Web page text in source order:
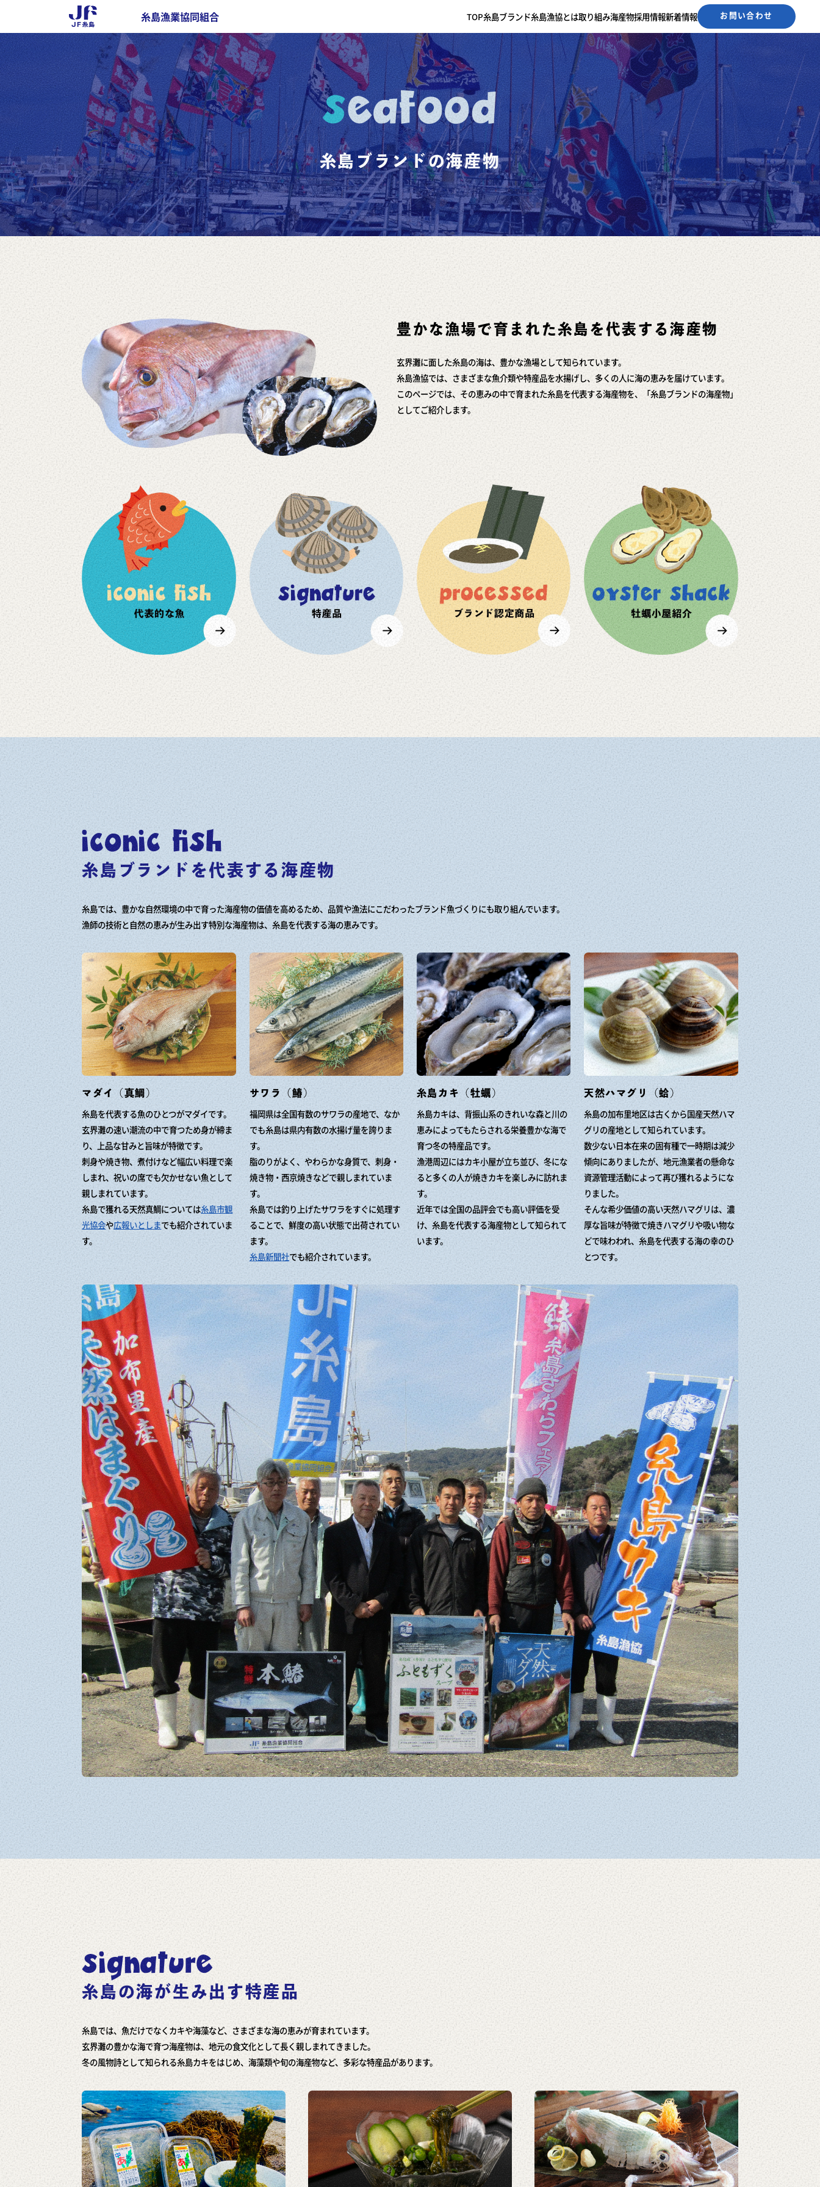
糸島漁業協同組合 TOP糸島ブランド糸島漁協とは取り組み海産物採用情報新着情報 お問い合わせ
seafood
糸島ブランドの海産物
豊かな漁場で育まれた糸島を代表する海産物
玄界灘に面した糸島の海は、豊かな漁場として知られています。
糸島漁協では、さまざまな魚介類や特産品を水揚げし、多くの人に海の恵みを届けています。
このページでは、その恵みの中で育まれた糸島を代表する海産物を、「糸島ブランドの海産物」
としてご紹介します。
iconic fish
糸島ブランドを代表する 海産物
糸島では、豊かな自然環境の中で育った海産物の価値を高めるため、品質や漁法にこだわったブランド魚づくりにも取り組んでいます。
漁師の技術と自然の恵みが生み出す特別な海産物は、糸島を代表する海の恵みです。
マダイ（真鯛）
糸島を代表する魚のひとつがマダイです。
玄界灘の速い潮流の中で育つため身が締ま
り、上品な甘みと旨味が特徴です。
刺身や焼き物、煮付けなど幅広い料理で楽
しまれ、祝いの席でも欠かせない魚として
親しまれています。
糸島で獲れる天然真鯛については糸島市観
光協会や広報いとしまでも紹介されていま
す。
サワラ（鰆）
福岡県は全国有数のサワラの産地で、なか
でも糸島は県内有数の水揚げ量を誇りま
す。
脂のりがよく、やわらかな身質で、刺身・
焼き物・西京焼きなどで親しまれていま
す。
糸島では釣り上げたサワラをすぐに処理す
ることで、鮮度の高い状態で出荷されてい
ます。
糸島新聞社でも紹介されています。
糸島カキ（牡蠣）
糸島カキは、背振山系のきれいな森と川の
恵みによってもたらされる栄養豊かな海で
育つ冬の特産品です。
漁港周辺にはカキ小屋が立ち並び、冬にな
ると多くの人が焼きカキを楽しみに訪れま
す。
近年では全国の品評会でも高い評価を受
け、糸島を代表する海産物として知られて
います。
天然ハマグリ（蛤）
糸島の加布里地区は古くから国産天然ハマ
グリの産地として知られています。
数少ない日本在来の固有種で一時期は減少
傾向にありましたが、地元漁業者の懸命な
資源管理活動によって再び獲れるようにな
りました。
そんな希少価値の高い天然ハマグリは、濃
厚な旨味が特徴で焼きハマグリや吸い物な
どで味わわれ、糸島を代表する海の幸のひ
とつです。
signature
糸島の海が生み出す特産品
糸島では、魚だけでなくカキや海藻など、さまざまな海の恵みが育まれています。
玄界灘の豊かな海で育つ海産物は、地元の食文化として長く親しまれてきました。
冬の風物詩として知られる糸島カキをはじめ、海藻類や旬の海産物など、多彩な特産品があります。